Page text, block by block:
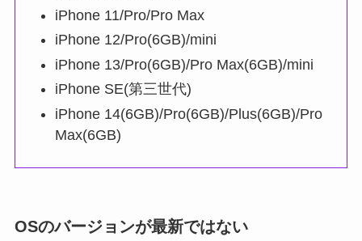
iPhone 11/Pro/Pro Max
iPhone 12/Pro(6GB)/mini
iPhone 13/Pro(6GB)/Pro Max(6GB)/mini
iPhone SE(第三世代)
iPhone 14(6GB)/Pro(6GB)/Plus(6GB)/Pro
Max(6GB)
OSのバージョンが最新ではない